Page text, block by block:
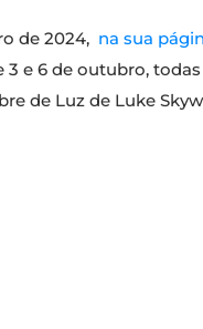
de 2024, na sua
e 6 de outubro,
de Luz de Luke